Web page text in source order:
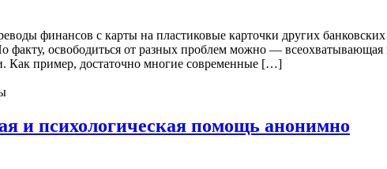
финансов с карты на пластиковые карточки других
освободиться от разных проблем можно — всеохватывающая
Как пример, достаточно многие современные […]
и психологическая помощь анонимно